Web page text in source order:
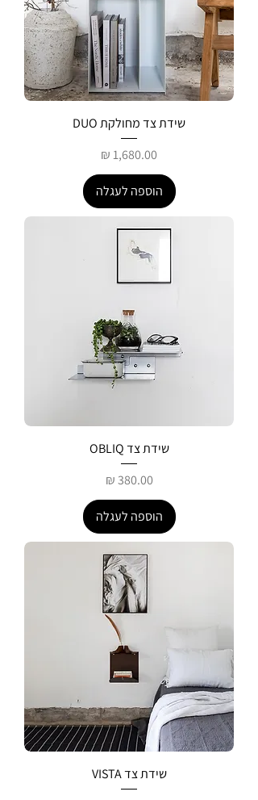
שידת צד מחולקת DUO
מחיר
הוספה לעגלה
שידת צד OBLIQ
מחיר
הוספה לעגלה
שידת צד VISTA